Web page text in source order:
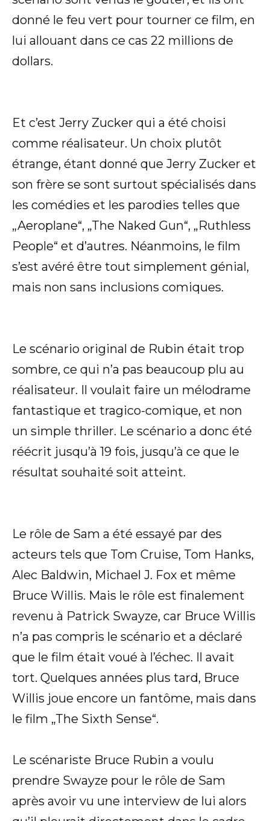
donné le feu vert pour tourner ce film, en
lui allouant dans ce cas 22 millions de
dollars.
Et c’est Jerry Zucker qui a été choisi
comme réalisateur. Un choix plutôt
étrange, étant donné que Jerry Zucker et
son frère se sont surtout spécialisés dans
les comédies et les parodies telles que
„Aeroplane“, „The Naked Gun“, „Ruthless
People“ et d’autres. Néanmoins, le film
s’est avéré être tout simplement génial,
mais non sans inclusions comiques.
Le scénario original de Rubin était trop
sombre, ce qui n’a pas beaucoup plu au
réalisateur. Il voulait faire un mélodrame
fantastique et tragico-comique, et non
un simple thriller. Le scénario a donc été
réécrit jusqu’à 19 fois, jusqu’à ce que le
résultat souhaité soit atteint.
Le rôle de Sam a été essayé par des
acteurs tels que Tom Cruise, Tom Hanks,
Alec Baldwin, Michael J. Fox et même
Bruce Willis. Mais le rôle est finalement
revenu à Patrick Swayze, car Bruce Willis
n’a pas compris le scénario et a déclaré
que le film était voué à l’échec. Il avait
tort. Quelques années plus tard, Bruce
Willis joue encore un fantôme, mais dans
le film „The Sixth Sense“.
Le scénariste Bruce Rubin a voulu
prendre Swayze pour le rôle de Sam
après avoir vu une interview de lui alors